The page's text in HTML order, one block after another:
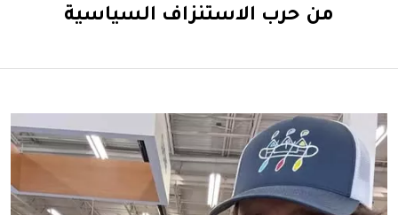
من حرب الاستنزاف السياسية